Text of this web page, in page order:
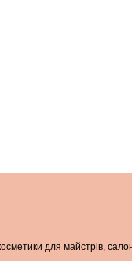
для майстрів,